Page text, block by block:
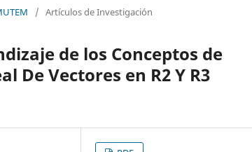
/ Artículos de Investigación
de los Conceptos de
De Vectores en R2 Y R3